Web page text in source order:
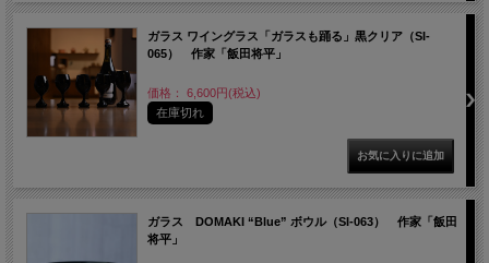
ガラス ワイングラス「ガラスも踊る」黒クリア（SI-
065） 作家「飯田将平」
価格： 6,600円(税込)
在庫切れ
ガラス DOMAKI “Blue” ボウル（SI-063） 作家「飯田
将平」